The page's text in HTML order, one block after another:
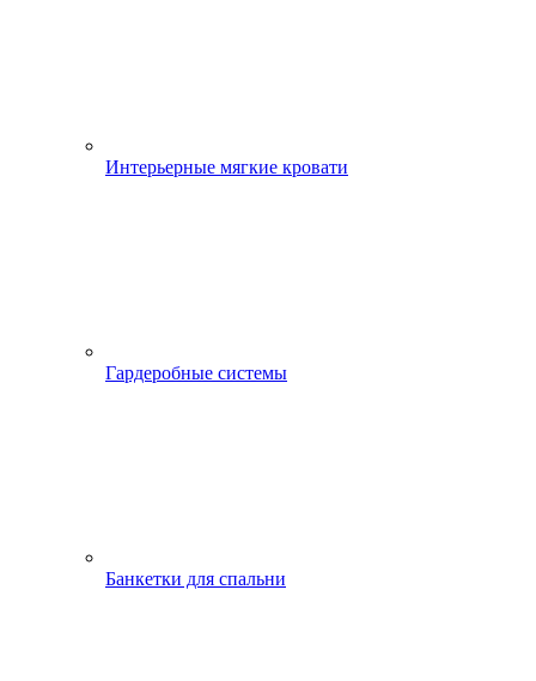
Интерьерные мягкие кровати
Гардеробные системы
Банкетки для спальни